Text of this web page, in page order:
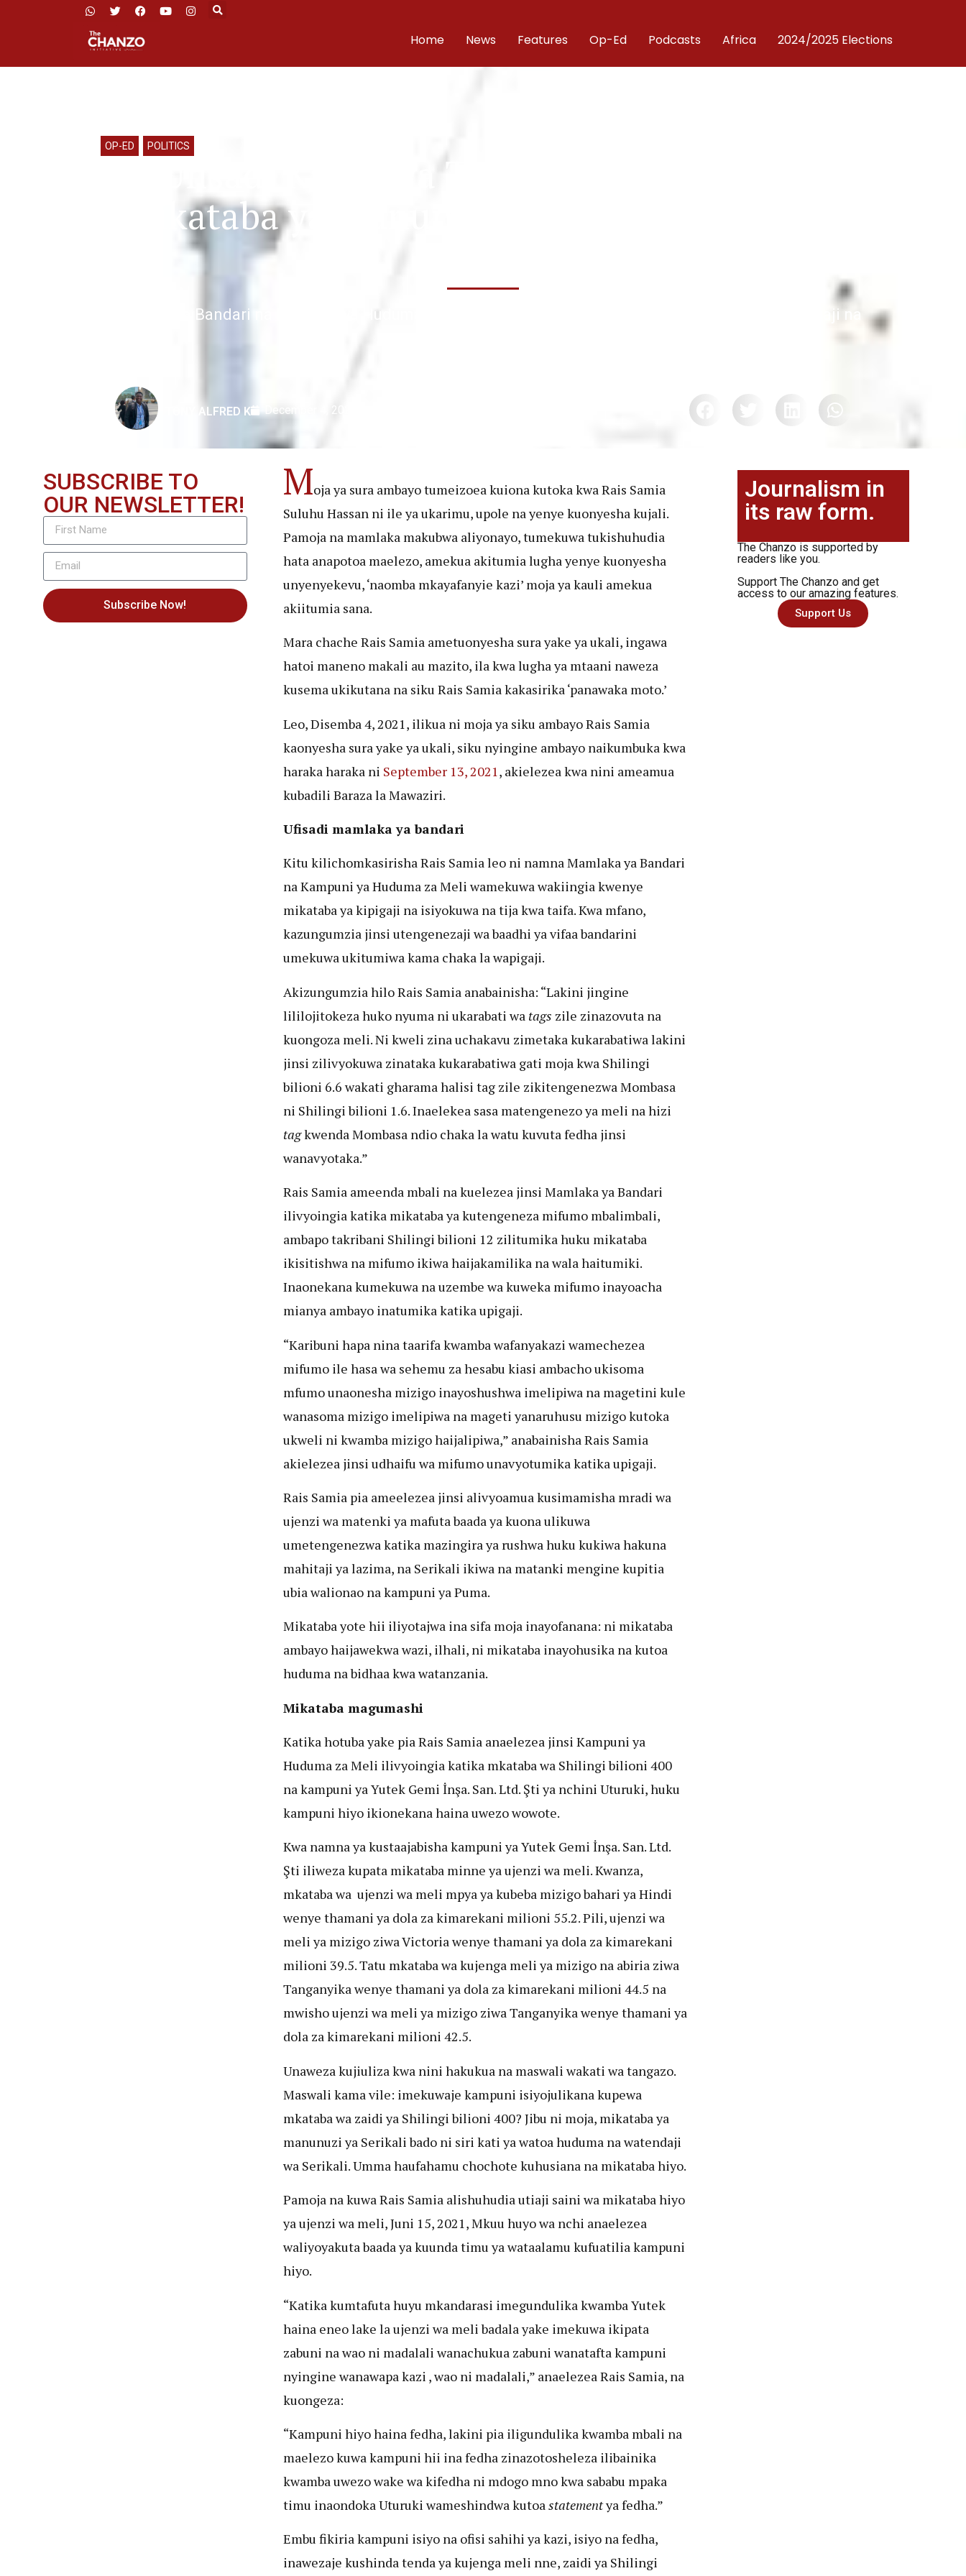
Home News Features Op-Ed Podcasts Africa 2024/2025 Elections
OP-ED POLITICS
Ufisadi Kama wa TPA Utakomeshwa na
Mikataba ya Manunuzi Serikalini Kuwekwa
Mamlaka ya Bandari na Kampuni ya Huduma za Meli wamekuwa wakiingia kwenye mikataba ya kipigaji na
TONY ALFRED K December 4, 2021
SUBSCRIBE TO
OUR NEWSLETTER!
Subscribe Now!
Moja ya sura ambayo tumeizoea kuiona kutoka kwa Rais Samia
Suluhu Hassan ni ile ya ukarimu, upole na yenye kuonyesha kujali.
Pamoja na mamlaka makubwa aliyonayo, tumekuwa tukishuhudia
hata anapotoa maelezo, amekua akitumia lugha yenye kuonyesha
unyenyekevu, ‘naomba mkayafanyie kazi’ moja ya kauli amekua
akiitumia sana.
Mara chache Rais Samia ametuonyesha sura yake ya ukali, ingawa
hatoi maneno makali au mazito, ila kwa lugha ya mtaani naweza
kusema ukikutana na siku Rais Samia kakasirika ‘panawaka moto.’
Leo, Disemba 4, 2021, ilikua ni moja ya siku ambayo Rais Samia
kaonyesha sura yake ya ukali, siku nyingine ambayo naikumbuka kwa
haraka haraka ni September 13, 2021 , akielezea kwa nini ameamua
kubadili Baraza la Mawaziri.
Ufisadi mamlaka ya bandari
Kitu kilichomkasirisha Rais Samia leo ni namna Mamlaka ya Bandari
na Kampuni ya Huduma za Meli wamekuwa wakiingia kwenye
mikataba ya kipigaji na isiyokuwa na tija kwa taifa. Kwa mfano,
kazungumzia jinsi utengenezaji wa baadhi ya vifaa bandarini
umekuwa ukitumiwa kama chaka la wapigaji.
Akizungumzia hilo Rais Samia anabainisha: “Lakini jingine
lililojitokeza huko nyuma ni ukarabati wa tags zile zinazovuta na
kuongoza meli. Ni kweli zina uchakavu zimetaka kukarabatiwa lakini
jinsi zilivyokuwa zinataka kukarabatiwa gati moja kwa Shilingi
bilioni 6.6 wakati gharama halisi tag zile zikitengenezwa Mombasa
ni Shilingi bilioni 1.6. Inaelekea sasa matengenezo ya meli na hizi
tagkwenda Mombasa ndio chaka la watu kuvuta fedha jinsi
wanavyotaka.”
Rais Samia ameenda mbali na kuelezea jinsi Mamlaka ya Bandari
ilivyoingia katika mikataba ya kutengeneza mifumo mbalimbali,
ambapo takribani Shilingi bilioni 12 zilitumika huku mikataba
ikisitishwa na mifumo ikiwa haijakamilika na wala haitumiki.
Inaonekana kumekuwa na uzembe wa kuweka mifumo inayoacha
mianya ambayo inatumika katika upigaji.
“Karibuni hapa nina taarifa kwamba wafanyakazi wamechezea
mifumo ile hasa wa sehemu za hesabu kiasi ambacho ukisoma
mfumo unaonesha mizigo inayoshushwa imelipiwa na magetini kule
wanasoma mizigo imelipiwa na mageti yanaruhusu mizigo kutoka
ukweli ni kwamba mizigo haijalipiwa,” anabainisha Rais Samia
akielezea jinsi udhaifu wa mifumo unavyotumika katika upigaji.
Rais Samia pia ameelezea jinsi alivyoamua kusimamisha mradi wa
ujenzi wa matenki ya mafuta baada ya kuona ulikuwa
umetengenezwa katika mazingira ya rushwa huku kukiwa hakuna
mahitaji ya lazima, na Serikali ikiwa na matanki mengine kupitia
ubia walionao na kampuni ya Puma.
Mikataba yote hii iliyotajwa ina sifa moja inayofanana: ni mikataba
ambayo haijawekwa wazi, ilhali, ni mikataba inayohusika na kutoa
huduma na bidhaa kwa watanzania.
Mikataba magumashi
Katika hotuba yake pia Rais Samia anaelezea jinsi Kampuni ya
Huduma za Meli ilivyoingia katika mkataba wa Shilingi bilioni 400
na kampuni ya Yutek Gemi İnşa. San. Ltd. Şti ya nchini Uturuki, huku
kampuni hiyo ikionekana haina uwezo wowote.
Kwa namna ya kustaajabisha kampuni ya Yutek Gemi İnşa. San. Ltd.
Şti iliweza kupata mikataba minne ya ujenzi wa meli. Kwanza,
mkataba wa ujenzi wa meli mpya ya kubeba mizigo bahari ya Hindi
wenye thamani ya dola za kimarekani milioni 55.2. Pili, ujenzi wa
meli ya mizigo ziwa Victoria wenye thamani ya dola za kimarekani
milioni 39.5. Tatu mkataba wa kujenga meli ya mizigo na abiria ziwa
Tanganyika wenye thamani ya dola za kimarekani milioni 44.5 na
mwisho ujenzi wa meli ya mizigo ziwa Tanganyika wenye thamani ya
dola za kimarekani milioni 42.5.
Unaweza kujiuliza kwa nini hakukua na maswali wakati wa tangazo.
Maswali kama vile: imekuwaje kampuni isiyojulikana kupewa
mkataba wa zaidi ya Shilingi bilioni 400? Jibu ni moja, mikataba ya
manunuzi ya Serikali bado ni siri kati ya watoa huduma na watendaji
wa Serikali. Umma haufahamu chochote kuhusiana na mikataba hiyo.
Pamoja na kuwa Rais Samia alishuhudia utiaji saini wa mikataba hiyo
ya ujenzi wa meli, Juni 15, 2021, Mkuu huyo wa nchi anaelezea
waliyoyakuta baada ya kuunda timu ya wataalamu kufuatilia kampuni
hiyo.
“Katika kumtafuta huyu mkandarasi imegundulika kwamba Yutek
haina eneo lake la ujenzi wa meli badala yake imekuwa ikipata
zabuni na wao ni madalali wanachukua zabuni wanatafta kampuni
nyingine wanawapa kazi , wao ni madalali,” anaelezea Rais Samia, na
kuongeza:
“Kampuni hiyo haina fedha, lakini pia iligundulika kwamba mbali na
maelezo kuwa kampuni hii ina fedha zinazotosheleza ilibainika
kwamba uwezo wake wa kifedha ni mdogo mno kwa sababu mpaka
timu inaondoka Uturuki wameshindwa kutoastatementya fedha.”
Embu fikiria kampuni isiyo na ofisi sahihi ya kazi, isiyo na fedha,
inawezaje kushinda tenda ya kujenga meli nne, zaidi ya Shilingi
Journalism in
its raw form.
The Chanzo is supported by
readers like you.
Support The Chanzo and get
access to our amazing features.
Support Us